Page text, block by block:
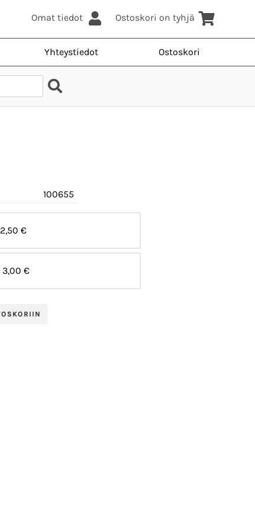
Omat tiedot Ostoskori on tyhjä
Yhteystiedot Ostoskori
100655
2,50 €
3,00 €